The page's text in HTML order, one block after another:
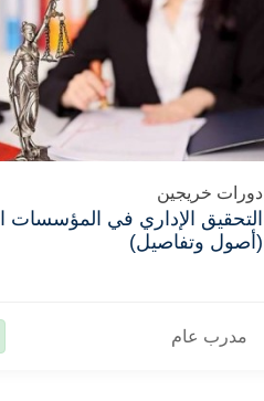
دورات خريجين
التحقيق الإداري في المؤسسات
(أصول وتفاصيل)
مدرب عام